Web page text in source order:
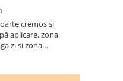
cremos si
aplicare, zona
zi si zona